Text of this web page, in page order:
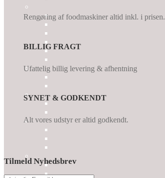
Rengøring af foodmaskiner altid inkl. i prisen.
BILLIG FRAGT
Ufattelig billig levering & afhentning
SYNET & GODKENDT
Alt vores udstyr er altid godkendt.
Tilmeld Nyhedsbrev